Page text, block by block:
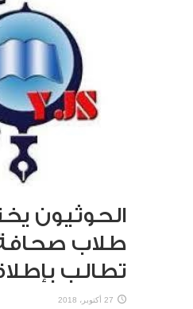
الحوثيون
طلاب صحافة
تطالب
27 أكتوبر، 2018